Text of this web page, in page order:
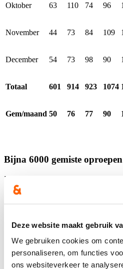
Deze website maakt gebruik
We gebruiken cookies om
personaliseren, om functies
ons websiteverkeer te
Oktober 63 110 74 96
November 44 73 84 109
December 54 73 98 90
Totaal 601 914 923 1074
Gem/maand 50 76 77 90
Bijna 6000 gemiste oproepen
In 2023 drukten maar liefst 5941
wanneer er geen oproepers
die Schryvers in antwoord op haar
“Dat is meer dan een verdubbeling
op de knop geen gesprek konden
“Dat er meer chatgesprekken
zich aanmelden, toont aan dat de
meer gekend is bij het doelpubliek.